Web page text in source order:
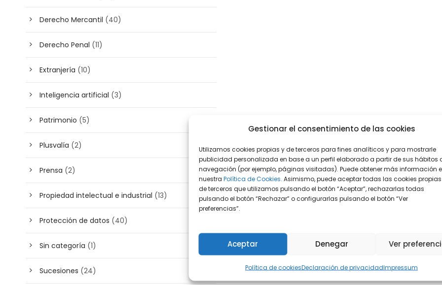
Gestionar el consentimiento de las cookies
Utilizamos cookies propias y de terceros para fines analíticos y para mostrarle
publicidad personalizada en base a un perfil elaborado a partir de sus hábitos
navegación (por ejemplo, páginas visitadas). Puede obtener más información
nuestra Política de Cookies. Asimismo, puede aceptar todas las cookies
de terceros que utilizamos pulsando el botón “Aceptar”, rechazarlas todas
pulsando el botón “Rechazar” o configurarlas pulsando el botón “Ver
preferencias”.
Aceptar Denegar Ver
Política de cookiesDeclaración de privacidadImpressum
Derecho Mercantil (40)
Derecho Penal (11)
Extranjería (10)
Inteligencia artificial (3)
Patrimonio (5)
Plusvalía (2)
Prensa (2)
Propiedad intelectual e industrial (13)
Protección de datos (40)
Sin categoría (1)
Sucesiones (24)